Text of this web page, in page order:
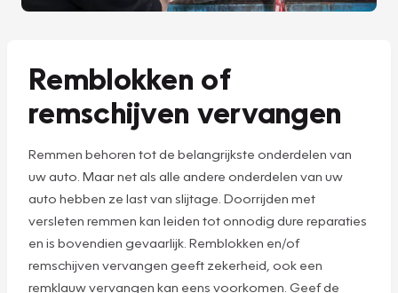
Remblokken of
remschijven vervangen
Remmen behoren tot de belangrijkste onderdelen van
uw auto. Maar net als alle andere onderdelen van uw
auto hebben ze last van slijtage. Doorrijden met
versleten remmen kan leiden tot onnodig dure reparaties
en is bovendien gevaarlijk. Remblokken en/of
remschijven vervangen geeft zekerheid, ook een
remklauw vervangen kan eens voorkomen. Geef de